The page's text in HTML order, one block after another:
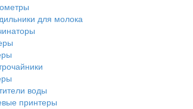
для молока
воды
принтеры